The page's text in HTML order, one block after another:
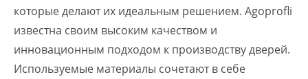
которые делают их идеальным решением. Agoprofli
известна своим высоким качеством и
инновационным подходом к производству дверей.
Используемые материалы сочетают в себе